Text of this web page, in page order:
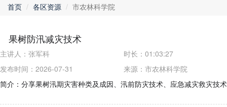
首页 各区资源 市农林科学院
果树防汛减灾技术
主讲人： 张军科 时长： 01:03:27
发布时间：2026-07-31
来源： 市农林科学院
简介：分享果树汛期灾害种类及成因、汛前防灾技术、应急减灾救灾技